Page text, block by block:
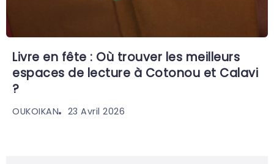
Livre en fête : Où trouver les meilleurs
espaces de lecture à Cotonou et Calavi
?
OUKOIKAN 23 Avril 2026